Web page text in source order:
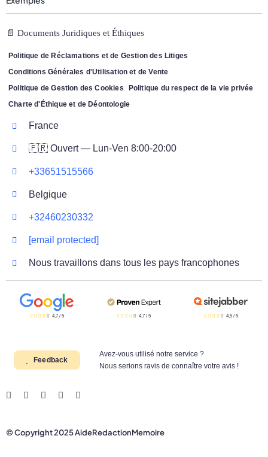
📄 Documents Juridiques et Éthiques
Politique de Réclamations et de Gestion des Litiges
Conditions Générales d'Utilisation et de Vente
Politique de Gestion des Cookies
Politique du respect de la vie privée
Charte d'Éthique et de Déontologie
France
🇫🇷 Ouvert — Lun-Ven 8:00-20:00
+33651515566
Belgique
+32460230332
[email protected]
Nous travaillons dans tous les pays francophones
4,7/ 5 4,7 /5 4,5/ 5
Feedback
Avez-vous utilisé notre service ?
Nous serions ravis de connaître votre avis !
© Copyright 2025 AideRedactionMemoire